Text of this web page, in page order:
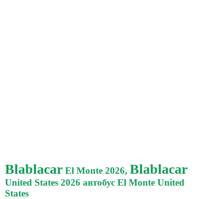
Blablacar El Monte 2026, Blablacar
United States 2026 автобус El Monte United
States